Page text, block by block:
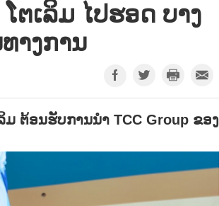
ຕເລິມ ໄປຮອດ ບາງ
າງການ
ຕ້ອນຮັບການນຳ TCC Group ຂອງ